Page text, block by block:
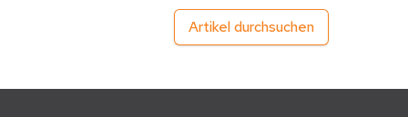
Artikel durchsuchen